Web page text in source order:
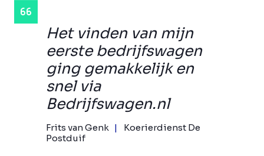
Het vinden van mijn
eerste bedrijfswagen
ging gemakkelijk en
snel via
Bedrijfswagen.nl
Frits van Genk
Koerierdienst De
Postduif